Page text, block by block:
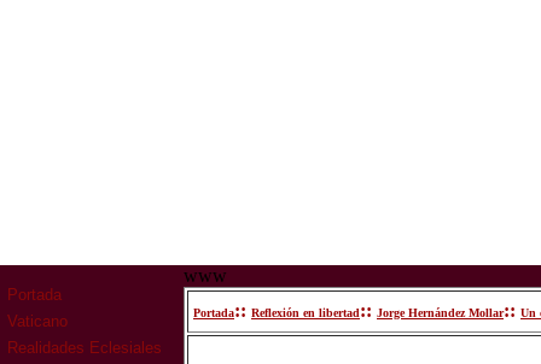
Portada
Vaticano
Realidades Eclesiales
www
Portada:: Reflexión en libertad:: Jorge Hernández Mollar:: Un